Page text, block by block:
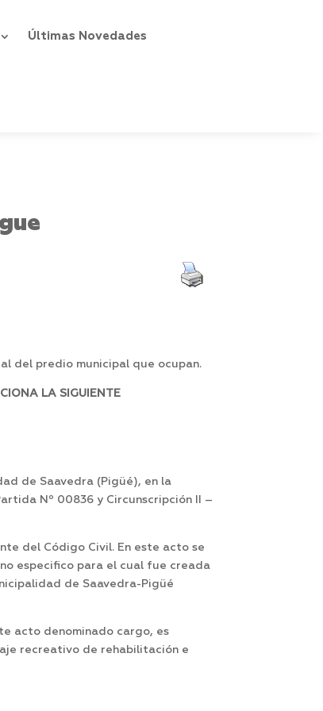
Últimas Novedades
del predio municipal que ocupan.
LA SIGUIENTE
de Saavedra (Pigüé), en la
Nº 00836 y Circunscripción II –
del Código Civil. En este acto se
especifico para el cual fue creada
de Saavedra-Pigüé
acto denominado cargo, es
recreativo de rehabilitación e